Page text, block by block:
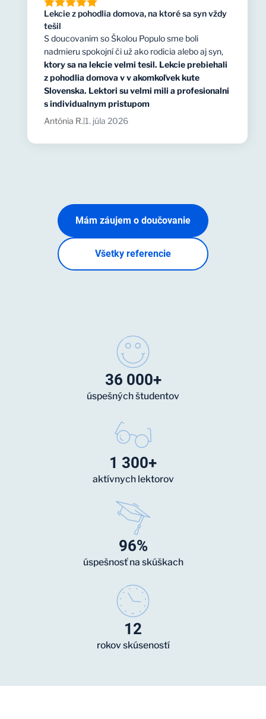
Lekcie z pohodlia domova, na ktoré sa syn vždy
tešil
S doucovanim so Školou Populo sme boli
nadmieru spokojní či už ako rodicia alebo aj syn,
ktory sa na lekcie velmi tesil. Lekcie prebiehali
z pohodlia domova v v akomkoľvek kute
Slovenska. Lektori su velmi mili a profesionalni
s individualnym pristupom
Antónia R.|1. júla 2026
Mám záujem o doučovanie
Všetky referencie
36 000+
úspešných študentov
1 300+
aktívnych lektorov
96%
úspešnosť na skúškach
12
rokov skúseností